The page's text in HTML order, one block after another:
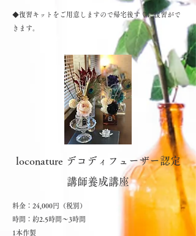
◆復習キット をご用意しますので帰宅後すぐに復習がで
きます。
loconature デコディフューザー認定
講師養成講座
料金：24,000円（税別）
時間：約2.5時間～3時間
1本作製